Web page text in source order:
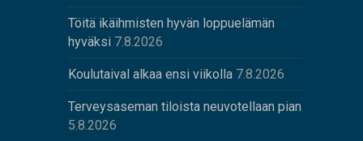
Töitä ikäihmisten hyvän loppuelämän
hyväksi 7.8.2026
Koulutaival alkaa ensi viikolla 7.8.2026
Terveysaseman tiloista neuvotellaan pian
5.8.2026